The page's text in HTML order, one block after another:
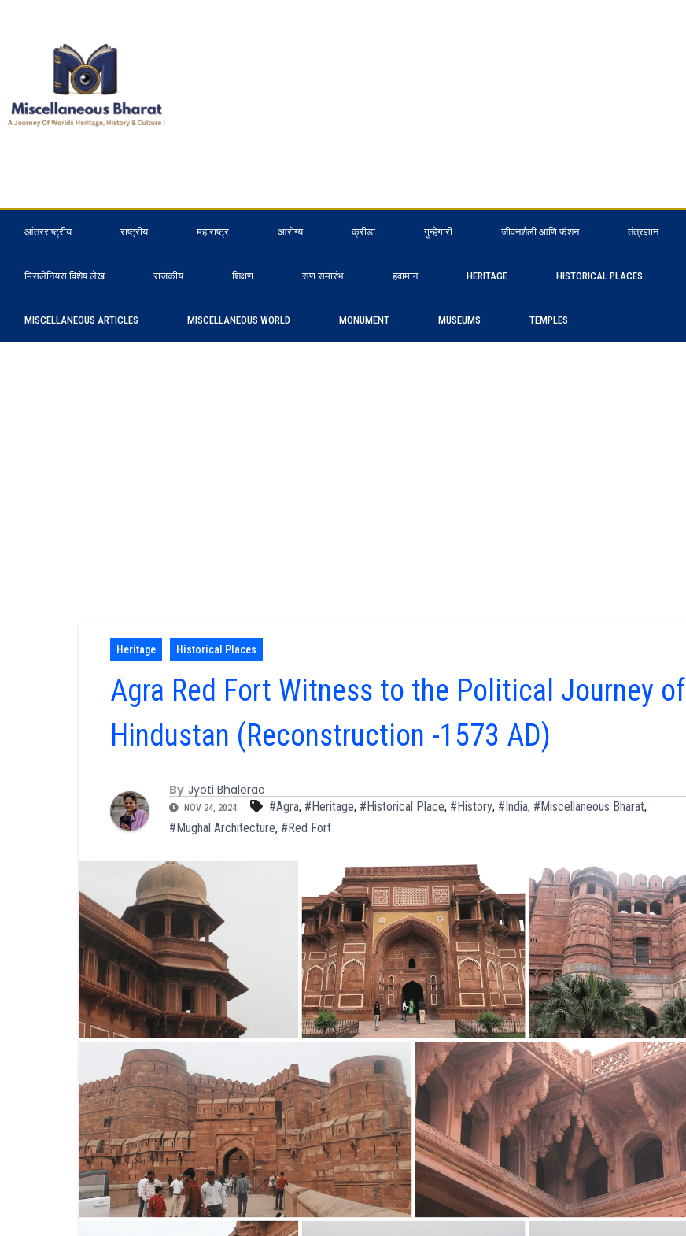
आंतरराष्ट्रीय राष्ट्रीय महाराष्ट्र आरोग्य क्रीडा गुन्हेगारी जीवनशैली आणि फॅशन तंत्रज्ञान
मिसलेनियस विशेष लेख राजकीय शिक्षण सण समारंभ हवामान HERITAGE HISTORICAL PLACES
MISCELLANEOUS ARTICLES MISCELLANEOUS WORLD MONUMENT MUSEUMS TEMPLES
Heritage Historical Places
Agra Red Fort Witness to the Political Journey of
Hindustan (Reconstruction -1573 AD)
By Jyoti Bhalerao
NOV 24, 2024 #Agra, #Heritage, #Historical Place, #History, #India, #Miscellaneous Bharat,
#Mughal Architecture, #Red Fort